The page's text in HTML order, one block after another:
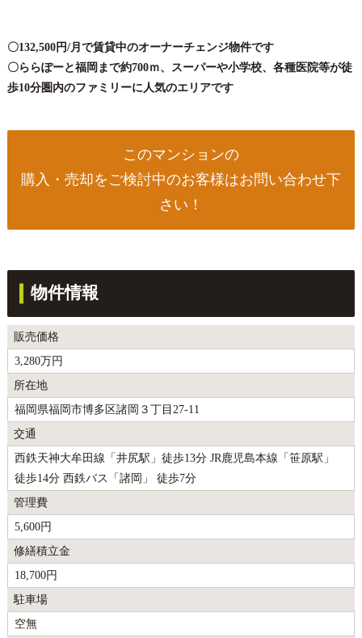
〇132,500円/月で賃貸中のオーナーチェンジ物件です
〇ららぽーと福岡まで約700ｍ、スーパーや小学校、各種医院等が徒
歩10分圏内のファミリーに人気のエリアです
このマンションの
購入・売却をご検討中のお客様はお問い合わせ下
さい！
物件情報
販売価格
3,280万円
所在地
福岡県福岡市博多区諸岡３丁目27-11
交通
西鉄天神大牟田線「井尻駅」徒歩13分 JR鹿児島本線「笹原駅」
徒歩14分 西鉄バス「諸岡」 徒歩7分
管理費
5,600円
修繕積立金
18,700円
駐車場
空無